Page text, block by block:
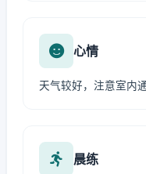
心情
天气较好，注意室内
晨练